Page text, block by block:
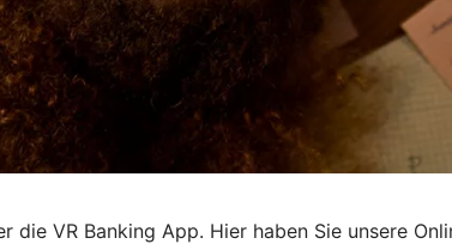
VR Banking App. Hier haben Sie unsere